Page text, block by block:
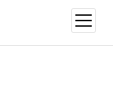
open
menu